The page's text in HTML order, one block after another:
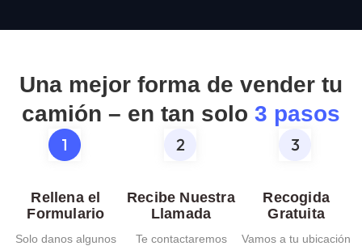
Una mejor forma de vender tu
camión – en tan solo 3 pasos
Rellena el
Formulario
Solo danos algunos
Recibe Nuestra
Llamada
Te contactaremos
Recogida
Gratuita
Vamos a tu ubicación